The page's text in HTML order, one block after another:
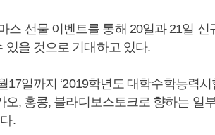
스 선물 이벤트를 통해 20일과 21일 신
있을 것으로 기대하고 있다.
17일까지 ‘2019학년도 대학수학능력
오, 홍콩, 블라디보스토크로 향하는 일
.